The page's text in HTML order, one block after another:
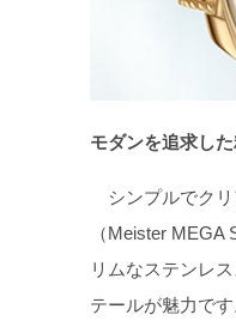
モダンを追求し
シンプルでクリ
（Meister
リムなステンレ
テールが魅力で